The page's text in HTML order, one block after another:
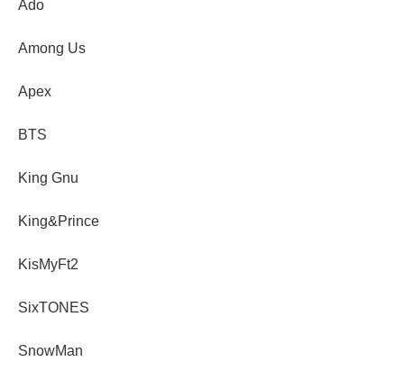
Ado
Among Us
Apex
BTS
King Gnu
King&Prince
KisMyFt2
SixTONES
SnowMan